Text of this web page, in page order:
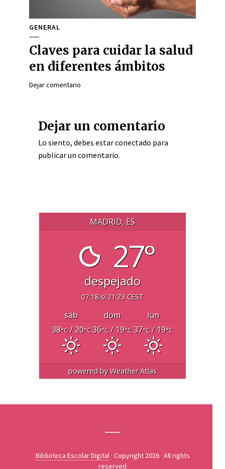
GENERAL
Claves para cuidar la salud
en diferentes ámbitos
Dejar comentario
Dejar un comentario
Lo siento, debes estarconectado para
publicar un comentario.
MADRID, ES
27°
despejado
07:18 21:23 CEST
sáb dom
lun
38°C/ 20°C36°C/ 19°C 37°C/ 19°C
powered byWeather Atlas
Biblioteca Escolar Digital · Copyright 2026 · All rights
reserved